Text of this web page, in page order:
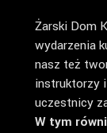
Żarski Dom
wydarzenia
nasz też
instruktorzy
uczestnicy
W tym